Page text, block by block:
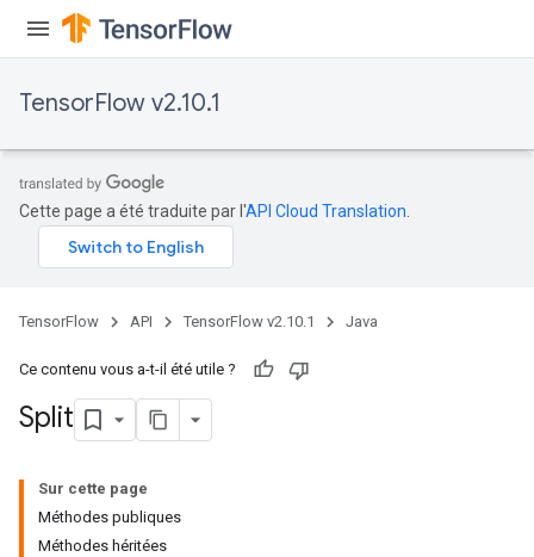
TensorFlow v2.10.1
Cette page a été traduite par l'API Cloud Translation
TensorFlow API TensorFlow v2.10.1 Java
Ce contenu vous a-t-il été utile ?
Split
Sur cette page
Méthodes publiques
Méthodes héritées